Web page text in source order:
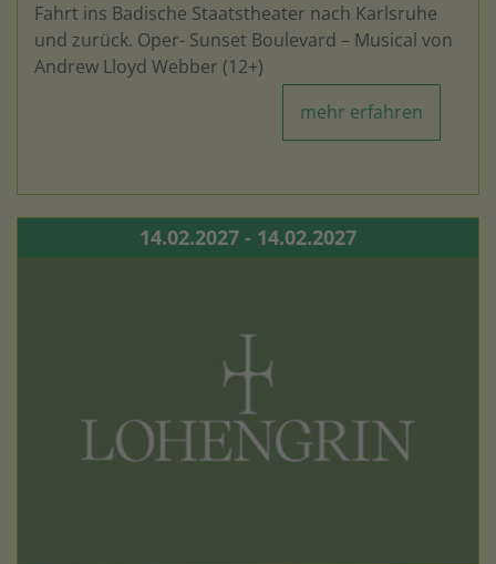
Fahrt ins Badische Staatstheater nach Karlsruhe
und zurück. Oper- Sunset Boulevard – Musical von
Andrew Lloyd Webber (12+)
mehr erfahren
14.02.2027 - 14.02.2027